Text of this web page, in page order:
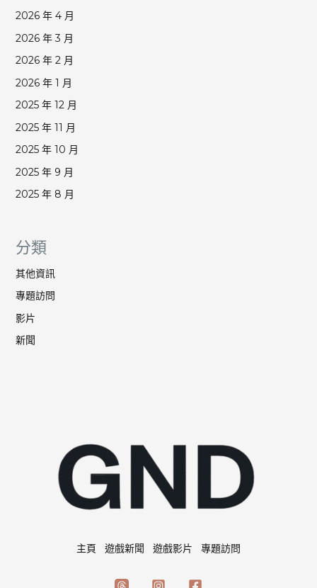
2026 年 4 月
2026 年 3 月
2026 年 2 月
2026 年 1 月
2025 年 12 月
2025 年 11 月
2025 年 10 月
2025 年 9 月
2025 年 8 月
分類
其他資訊
專題訪問
影片
新聞
主頁 遊戲新聞 遊戲影片 專題訪問